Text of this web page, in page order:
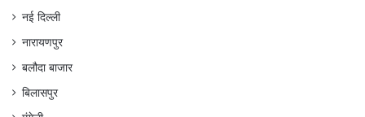
नई दिल्ली
नारायणपुर
बलौदा बाजार
बिलासपुर